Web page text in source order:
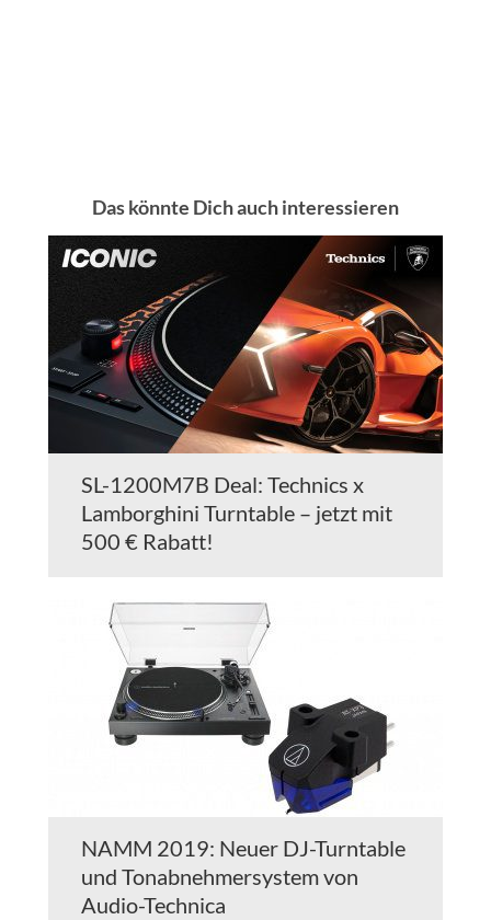
Das könnte Dich auch interessieren
SL-1200M7B Deal: Technics x
Lamborghini Turntable – jetzt mit
500 € Rabatt!
NAMM 2019: Neuer DJ-Turntable
und Tonabnehmersystem von
Audio-Technica